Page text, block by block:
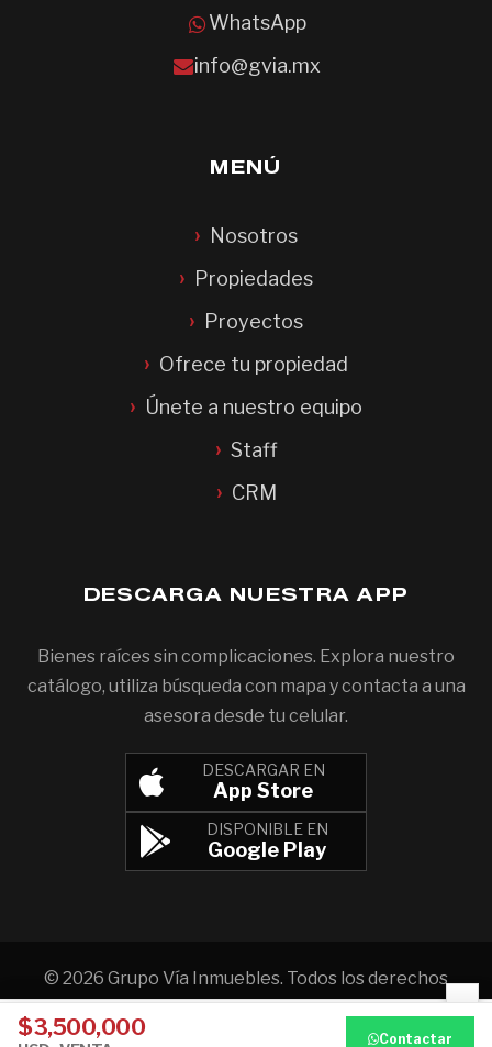
$3,500,000 Contactar
WhatsApp
info@gvia.mx
MENÚ
Nosotros
Propiedades
Proyectos
Ofrece tu propiedad
Únete a nuestro equipo
Staff
CRM
DESCARGA NUESTRA APP
Bienes raíces sin complicaciones. Explora nuestro
catálogo, utiliza búsqueda con mapa y contacta a una
asesora desde tu celular.
DESCARGAR EN
App Store
DISPONIBLE EN
Google Play
© 2026 Grupo Vía Inmuebles. Todos los derechos
reservados.
Aviso de privacidad
×
Llamar WhatsApp